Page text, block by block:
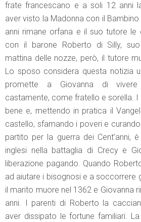
frate francescano e a soli 12 anni
aver visto la Madonna con il Bambino
anni rimane orfana e il suo tutore le
con il barone Roberto di Silly, suo
mattina delle nozze, però, il tutore
Lo sposo considera questa notizia
promette a Giovanna di
castamente, come fratello e sorella. I
bene e, mettendo in pratica il
castello, sfamando i poveri e
partito per la guerra dei Cent’anni,
inglesi nella battaglia di Crecy e
liberazione pagando. Quando
ad aiutare i bisognosi e a soccorrere
il marito muore nel 1362 e Giovanna
anni. I parenti di Roberto la
aver dissipato le fortune familiari.